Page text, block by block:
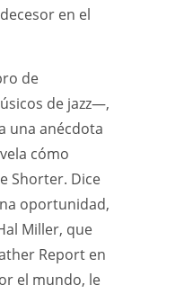
en el
de
de jazz—,
una anécdota
cómo
Shorter. Dice
oportunidad,
Miller, que
Report en
el mundo, le